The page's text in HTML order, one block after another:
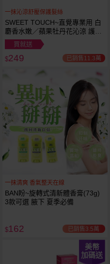
一抹沁涼舒壓保護髮絲
SWEET TOUCH~直覺專業用 白
麝香水嫩／蘋果牡丹花沁涼 護髮
膜(1000ml) 款式可選 全新包裝
買就送
$249 已銷售11.3萬
一抹清爽 香氣整天在線
BAN盼~旋轉式清新體香膏(73g)
3款可選 腋下 夏季必備
$162 已銷售3.5萬
美幣
加碼送